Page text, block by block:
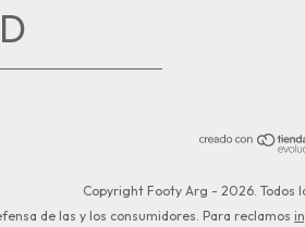
Copyright Footy Arg - 2026. Todos
de las y los consumidores. Para reclamos